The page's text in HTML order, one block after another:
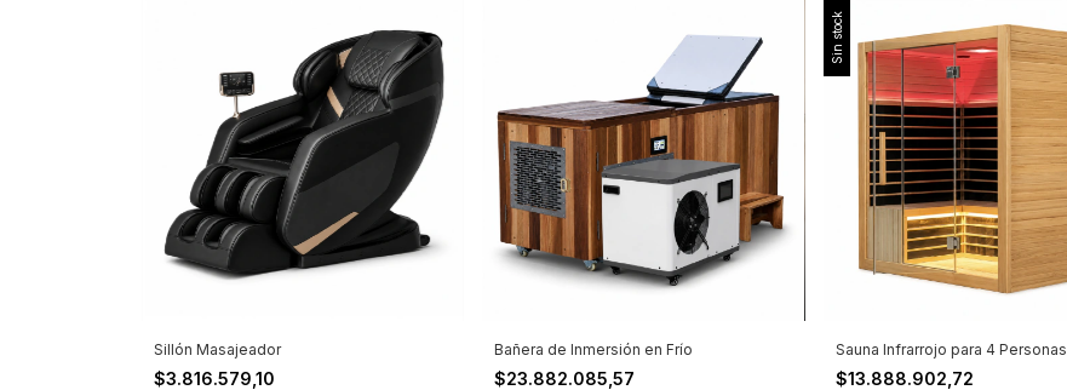
Sillón Masajeador
$3.816.579,10
Bañera de Inmersión en Frío
$23.882.085,57
Sin stock
Sauna Infrarrojo para 4 Personas
$13.888.902,72